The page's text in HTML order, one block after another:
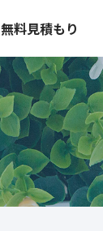
無料見積もり